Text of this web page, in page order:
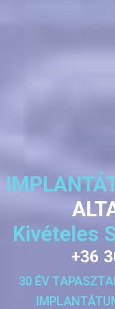
Kivételes
+36
30 ÉV